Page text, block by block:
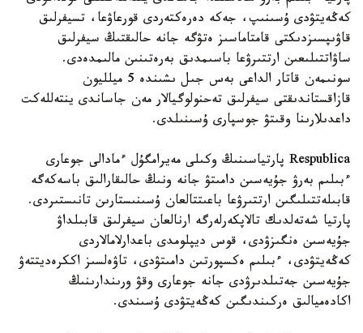
كەڭەيتۋدى ۇسىنىپ، جەكە دەرەكتەردى قورعاۋعا، تسيفرلىق
قاۋىپسىزدىكتى قامتاماسىز ەتۋگە جانە حالىقتىڭ سيفرلىق
ساۋاتتىلىعىن ارتتىرۋعا باسىمدىق بەرەتىنىن مالىمدەدى.
سونىمەن قاتار الداعى بەس جىل ىشىندە 5 ميلليون
قازاقستاندىقتى سيفرلىق تەحنولوگيالار مەن جاساندى ينتەللەكت
داعدىلارىنا وقىتۋ جوسپارى ۇسىنىلدى.
Respublica پارتياسىنىڭ وكىلى مەيرامگۇل ءمادالى جوعارى
ءبىلىم بەرۋ جۇيەسىن دامىتۋ جانە ونىڭ حالىقارالىق باسەكەگە
قابىلەتتىلىگىن ارتتىرۋعا باعىتتالعان ۇسىنىستارىن تانىستىردى.
پارتيا شەتەلدىك تالاپكەرلەرگە ارنالعان سيفرلىق قابىلداۋ
جۇيەسىن ەنگىزۋدى، قوس ديپلومدى باعدارلامالاردى
كەڭەيتۋدى، ءبىلىم ەكسپورتىن دامىتۋدى، تاۋەلسىز اككرەديتتەۋ
جۇيەسىن جەتىلدىرۋدى جانە جوعارى وقۋ ورىندارىنىڭ
اكادەميالىق ەركىندىگىن كەڭەيتۋدى ۇسىندى.